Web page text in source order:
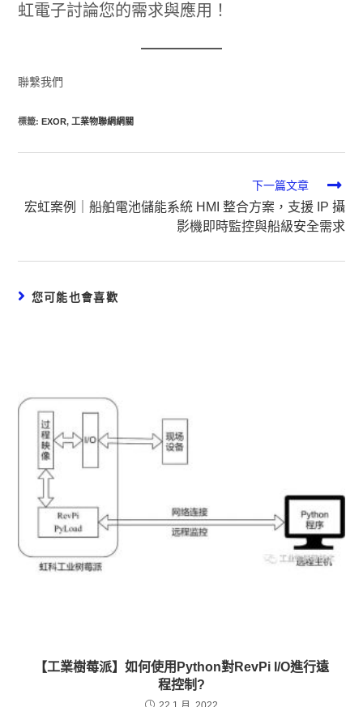
虹電子討論您的需求與應用！
聯繫我們
標籤:EXOR, 工業物聯網網關
下一篇文章
宏虹案例｜船舶電池儲能系統 HMI 整合方案，支援 IP 攝
影機即時監控與船級安全需求
您可能也會喜歡
【工業樹莓派】如何使用Python對RevPi I/O進行遠
程控制?